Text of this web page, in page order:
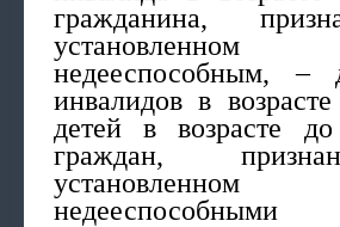
гражданина,
установленном
недееспособным, –
инвалидов в
детей в возрасте
граждан,
установленном
недееспособными